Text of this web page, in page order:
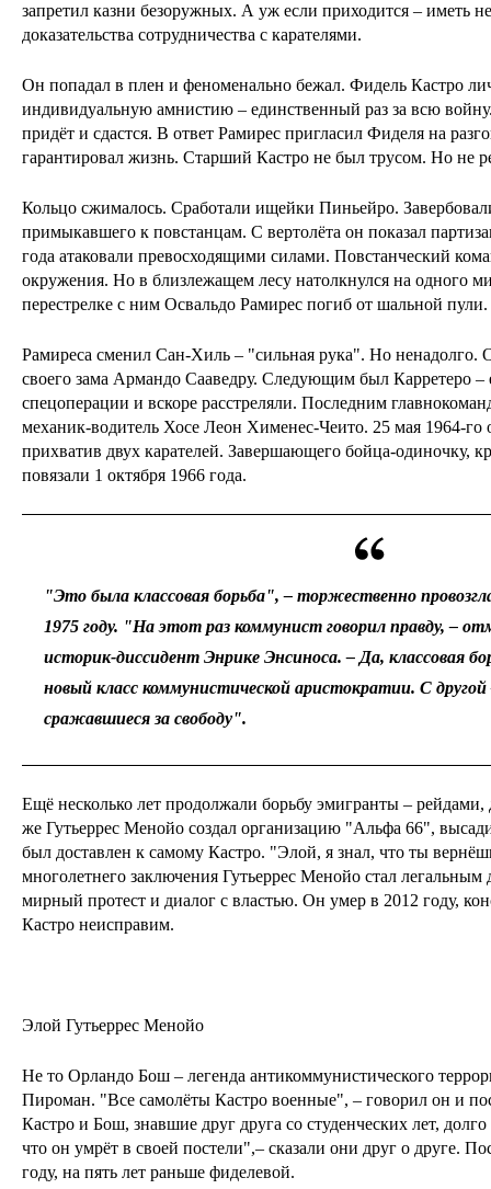
запретил казни безоружных. А уж если приходится – иметь
доказательства сотрудничества с карателями.
Он попадал в плен и феноменально бежал. Фидель Кастро
индивидуальную амнистию – единственный раз за всю
придёт и сдастся. В ответ Рамирес пригласил Фиделя на
гарантировал жизнь. Старший Кастро не был трусом. Но не
Кольцо сжималось. Сработали ищейки Пиньейро.
примыкавшего к повстанцам. С вертолёта он показал
года атаковали превосходящими силами. Повстанческий
окружения. Но в близлежащем лесу натолкнулся на одного
перестрелке с ним Освальдо Рамирес погиб от шальной пули.
Рамиреса сменил Сан-Хиль – "сильная рука". Но ненадолго.
своего зама Армандо Сааведру. Следующим был Карретеро –
спецоперации и вскоре расстреляли. Последним
механик-водитель Хосе Леон Хименес-Чеито. 25 мая 1964-го
прихватив двух карателей. Завершающего бойца-одиночку,
повязали 1 октября 1966 года.
"Это была классовая борьба", – торжественно
1975 году. "На этот раз коммунист говорил правду, –
историк-диссидент Энрике Энсиноса. – Да, классовая
новый класс коммунистической аристократии. С другой
сражавшиеся за свободу".
Ещё несколько лет продолжали борьбу эмигранты – рейдами,
же Гутьеррес Менойо создал организацию "Альфа 66",
был доставлен к самому Кастро. "Элой, я знал, что ты
многолетнего заключения Гутьеррес Менойо стал легальным
мирный протест и диалог с властью. Он умер в 2012 году,
Кастро неисправим.
Элой Гутьеррес Менойо
Не то Орландо Бош – легенда антикоммунистического
Пироман. "Все самолёты Кастро военные", – говорил он и
Кастро и Бош, знавшие друг друга со студенческих лет,
что он умрёт в своей постели",– сказали они друг о друге.
году, на пять лет раньше фиделевой.